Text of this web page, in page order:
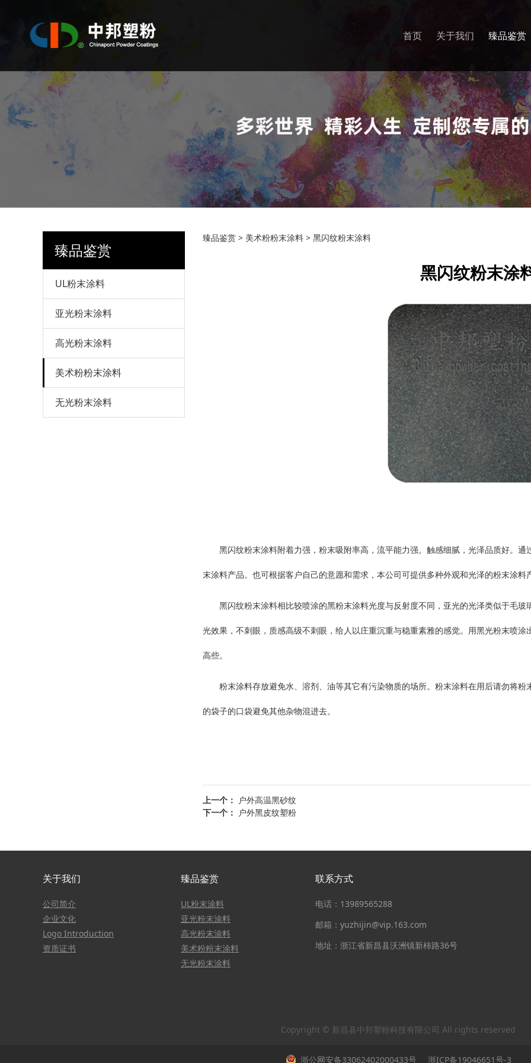
首页 关于我们 臻品鉴赏
臻品鉴赏
UL粉末涂料
亚光粉末涂料
高光粉末涂料
美术粉粉末涂料
无光粉末涂料
黑闪纹粉末涂料
臻品鉴赏 > 美术粉粉末涂料 > 黑闪纹粉末涂料
黑闪纹粉末涂
黑闪纹粉末涂料附着力强，粉末吸附率高，流平能力强。触感细腻，光泽品质好。
末涂料产品。也可根据客户自己的意愿和需求，本公司可提供多种外观和光泽的粉末涂料
黑闪纹粉末涂料相比较喷涂的黑粉末涂料光度与反射度不同，亚光的光泽类似于毛
光效果，不刺眼，质感高级不刺眼，给人以庄重沉重与稳重素雅的感觉。用黑光粉末喷
高些。
粉末涂料存放避免水、溶剂、油等其它有污染物质的场所。粉末涂料在用后请勿将
的袋子的口袋避免其他杂物混进去。
上一个： 户外高温黑砂纹
下一个： 户外黑皮纹塑粉
关于我们
公司简介
企业文化
Logo Introduction
资质证书
臻品鉴赏
UL粉末涂料
亚光粉末涂料
高光粉末涂料
美术粉粉末涂料
无光粉末涂料
联系方式
电话：13989565288
邮箱：yuzhijin@vip.163.com
地址：浙江省新昌县沃洲镇新柿路36号
Copyright © 新昌县中邦塑粉科技有限公司 All rights reserved
浙公网安备33062402000433号 浙ICP备19046651号-3